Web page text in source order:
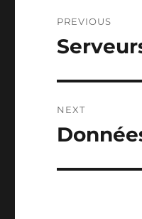
PREVIOUS
Previous
NEXT
Next